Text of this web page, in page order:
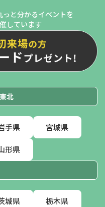
と分かるイベントを
しています
北
手県 宮城県
形県
城県 栃木県